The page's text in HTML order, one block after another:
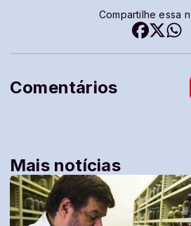
Compartilhe essa
Comentários
Mais notícias